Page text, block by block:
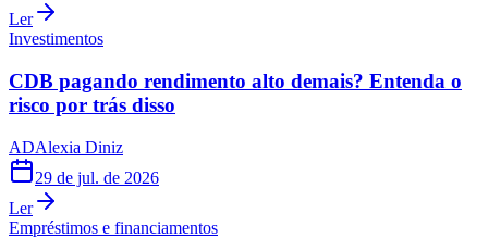
Ler
Investimentos
CDB pagando rendimento alto demais? Entenda o
risco por trás disso
ADAlexia Diniz
29 de jul. de 2026
Ler
Empréstimos e financiamentos